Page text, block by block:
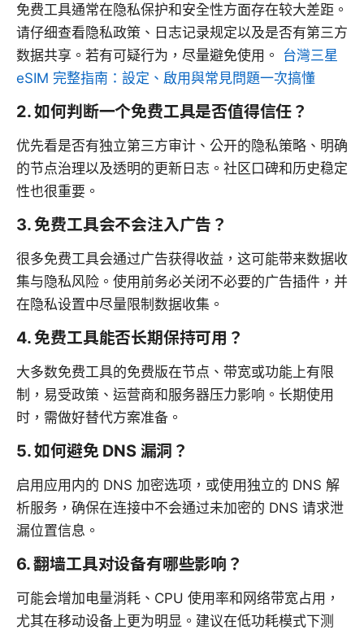
免费工具通常在隐私保护和安全性方面存在较大差距。
请仔细查看隐私政策、日志记录规定以及是否有第三方
数据共享。若有可疑行为，尽量避免使用。 台灣三星
eSIM 完整指南：設定、啟用與常見問題一次搞懂
2. 如何判断一个免费工具是否值得信任？
优先看是否有独立第三方审计、公开的隐私策略、明确
的节点治理以及透明的更新日志。社区口碑和历史稳定
性也很重要。
3. 免费工具会不会注入广告？
很多免费工具会通过广告获得收益，这可能带来数据收
集与隐私风险。使用前务必关闭不必要的广告插件，并
在隐私设置中尽量限制数据收集。
4. 免费工具能否长期保持可用？
大多数免费工具的免费版在节点、带宽或功能上有限
制，易受政策、运营商和服务器压力影响。长期使用
时，需做好替代方案准备。
5. 如何避免 DNS 漏洞？
启用应用内的 DNS 加密选项，或使用独立的 DNS 解
析服务，确保在连接中不会通过未加密的 DNS 请求泄
漏位置信息。
6. 翻墙工具对设备有哪些影响？
可能会增加电量消耗、CPU 使用率和网络带宽占用，
尤其在移动设备上更为明显。建议在低功耗模式下测